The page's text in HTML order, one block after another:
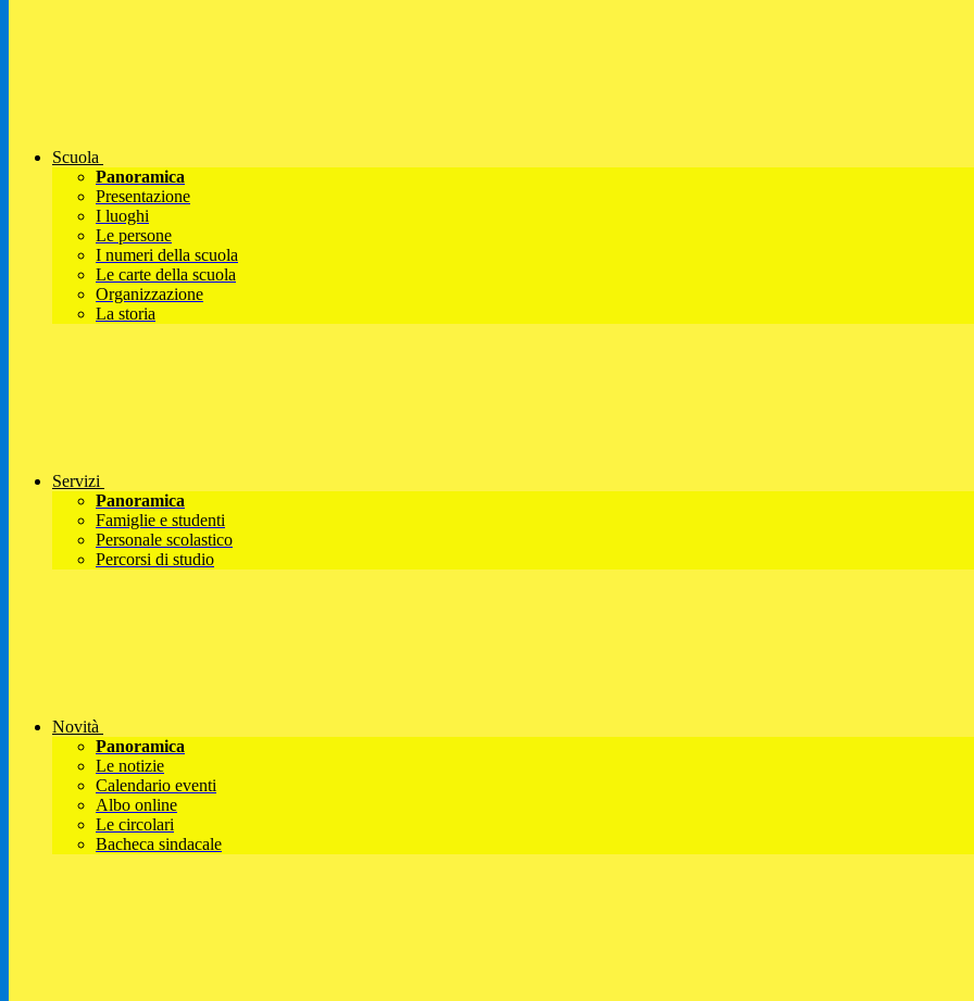
Scuola
Panoramica
Presentazione
I luoghi
Le persone
I numeri della scuola
Le carte della scuola
Organizzazione
La storia
Servizi
Panoramica
Famiglie e studenti
Personale scolastico
Percorsi di studio
Novità
Panoramica
Le notizie
Calendario eventi
Albo online
Le circolari
Bacheca sindacale